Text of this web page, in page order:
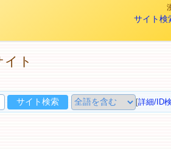
サイト検
ト
[詳細/ID